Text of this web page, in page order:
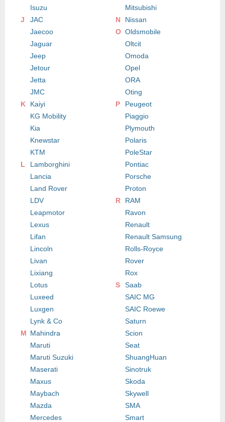
Isuzu
J
JAC
Jaecoo
Jaguar
Jeep
Jetour
Jetta
JMC
K
Kaiyi
KG Mobility
Kia
Knewstar
KTM
L
Lamborghini
Lancia
Land Rover
LDV
Leapmotor
Lexus
Lifan
Lincoln
Livan
Lixiang
Lotus
Luxeed
Luxgen
Lynk & Co
M Mahindra
Maruti
Maruti Suzuki
Maserati
Maxus
Maybach
Mazda
Mercedes
Mitsubishi
N
Nissan
O Oldsmobile
Oltcit
Omoda
Opel
ORA
Oting
P
Peugeot
Piaggio
Plymouth
Polaris
PoleStar
Pontiac
Porsche
Proton
R
RAM
Ravon
Renault
Renault Samsung
Rolls-Royce
Rover
Rox
S
Saab
SAIC MG
SAIC Roewe
Saturn
Scion
Seat
ShuangHuan
Sinotruk
Skoda
Skywell
SMA
Smart